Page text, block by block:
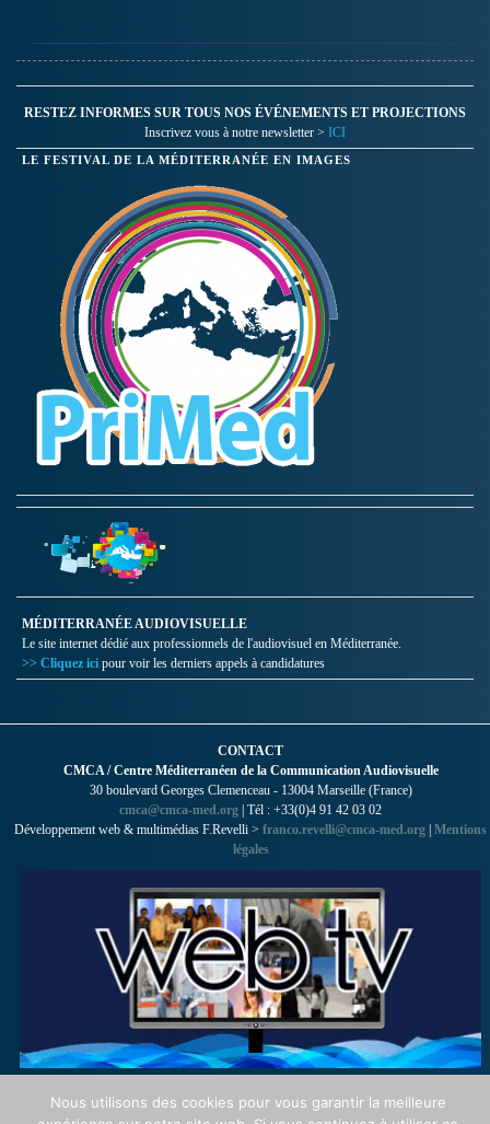
RESTEZ INFORMES SUR TOUS NOS ÉVÉNEMENTS ET PROJECTIONS
Inscrivez vous à notre newsletter > ICI
LE FESTIVAL DE LA MÉDITERRANÉE EN IMAGES
MÉDITERRANÉE AUDIOVISUELLE
Le site internet dédié aux professionnels de l'audiovisuel en Méditerranée.
>> Cliquez ici pour voir les derniers appels à candidatures
CONTACT
CMCA / Centre Méditerranéen de la Communication Audiovisuelle
30 boulevard Georges Clemenceau - 13004 Marseille (France)
cmca@cmca-med.org | Tél : +33(0)4 91 42 03 02
Développement web & multimédias F.Revelli > franco.revelli@cmca-med.org | Mentions
légales
Nous utilisons des cookies pour vous garantir la meilleure